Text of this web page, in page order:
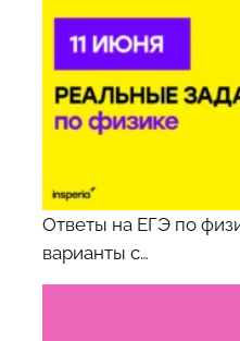
Ответы на ЕГЭ по
варианты с…